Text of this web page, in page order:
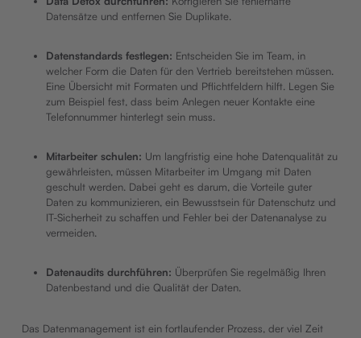
Datensätze und entfernen Sie Duplikate.
Datenstandards festlegen: Entscheiden Sie im Team, in
welcher Form die Daten für den Vertrieb bereitstehen müssen.
Eine Übersicht mit Formaten und Pflichtfeldern hilft. Legen Sie
zum Beispiel fest, dass beim Anlegen neuer Kontakte eine
Telefonnummer hinterlegt sein muss.
Mitarbeiter schulen: Um langfristig eine hohe Datenqualität zu
gewährleisten, müssen Mitarbeiter im Umgang mit Daten
geschult werden. Dabei geht es darum, die Vorteile guter
Daten zu kommunizieren, ein Bewusstsein für Datenschutz und
IT-Sicherheit zu schaffen und Fehler bei der Datenanalyse zu
vermeiden.
Datenaudits durchführen: Überprüfen Sie regelmäßig Ihren
Datenbestand und die Qualität der Daten.
Das Datenmanagement ist ein fortlaufender Prozess, der viel Zeit